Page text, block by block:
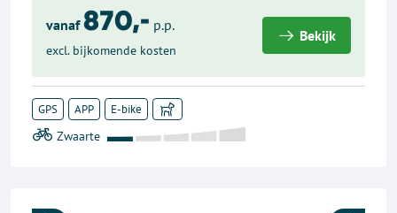
vanaf 870,- p.p.
excl. bijkomende kosten
Bekijk
GPS APP E-bike